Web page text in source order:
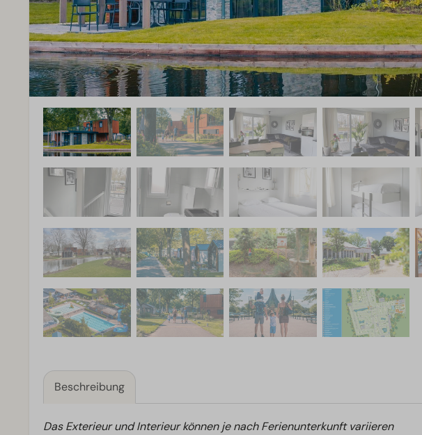
Beschreibung
Das Exterieur und Interieur können je nach Ferienunterkunft variieren